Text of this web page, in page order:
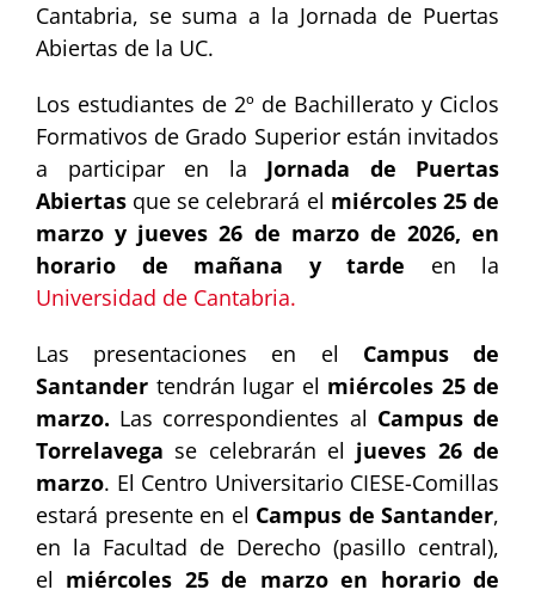
Cantabria, se suma a la Jornada de Puertas
Abiertas de la UC.
Los estudiantes de 2º de Bachillerato y Ciclos
Formativos de Grado Superior están invitados
a participar en la Jornada de Puertas
Abiertas que se celebrará el miércoles 25 de
marzo y jueves 26 de marzo de 2026, en
horario de mañana y tarde en la
Universidad de Cantabria.
Las presentaciones en el Campus de
Santander tendrán lugar el miércoles 25 de
marzo. Las correspondientes al Campus de
Torrelavega se celebrarán el jueves 26 de
marzo. El Centro Universitario CIESE-Comillas
estará presente en el Campus de Santander,
en la Facultad de Derecho (pasillo central),
el miércoles 25 de marzo en horario de